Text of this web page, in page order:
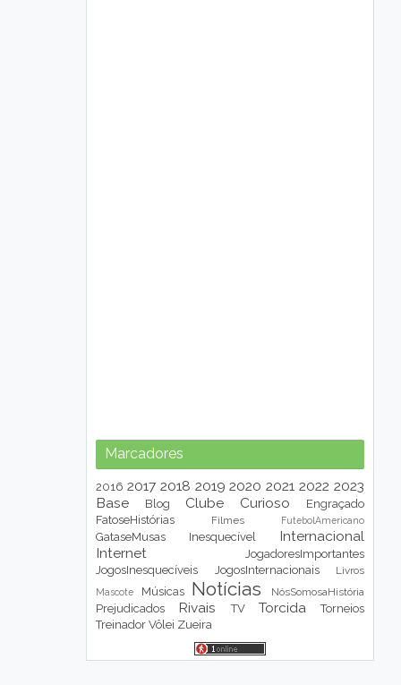
Marcadores
2016 2017 2018 2019 2020 2021 2022 2023
Base
Blog Clube Curioso
Engraçado
FatoseHistórias
Filmes FutebolAmericano
GataseMusas Inesquecível
Internacional
Internet
JogadoresImportantes
JogosInesquecíveis
JogosInternacionais Livros
Mascote Músicas Notícias NósSomosaHistória
Prejudicados Rivais TV Torcida
Torneios
Treinador Vôlei Zueira